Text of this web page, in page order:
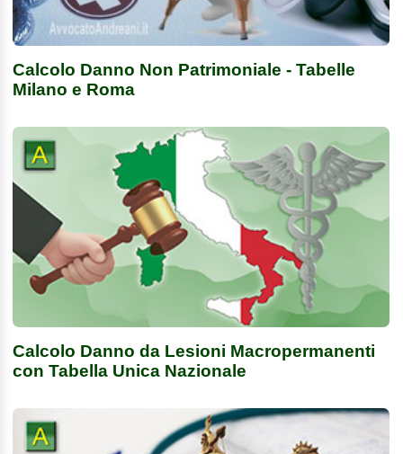
Calcolo Danno Non Patrimoniale - Tabelle
Milano e Roma
Calcolo Danno da Lesioni Macropermanenti
con Tabella Unica Nazionale